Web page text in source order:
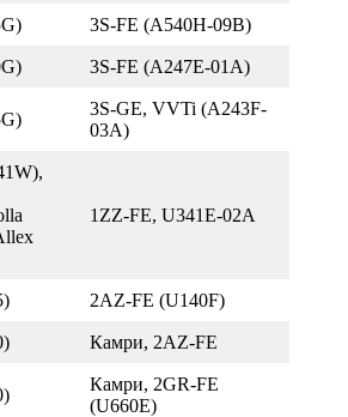
3S-FE (A540H-09B)
3S-FE (A247E-01А)
3S-GE, VVTi (A243F-
03A)
1ZZ-FE, U341E-02A
2AZ-FE (U140F)
Камри, 2AZ-FE
Камри, 2GR-FE
(U660E)